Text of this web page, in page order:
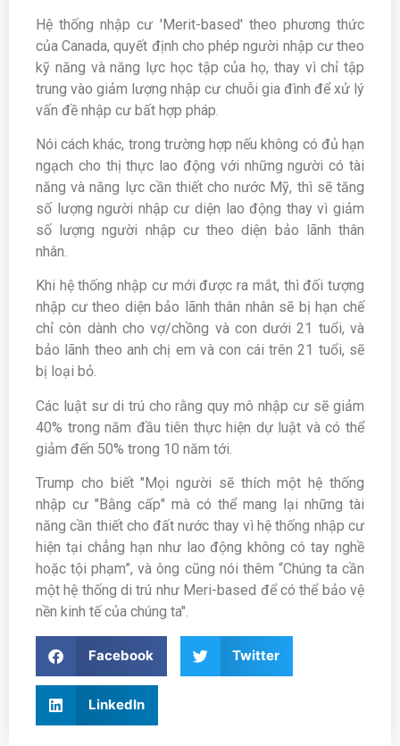
Hệ thống nhập cư 'Merit-based' theo phương thức
của Canada, quyết định cho phép người nhập cư theo
kỹ năng và năng lực học tập của họ, thay vì chỉ tập
trung vào giảm lượng nhập cư chuỗi gia đình để xử lý
vấn đề nhập cư bất hợp pháp.
Nói cách khác, trong trường hợp nếu không có đủ hạn
ngạch cho thị thực lao động với những người có tài
năng và năng lực cần thiết cho nước Mỹ, thì sẽ tăng
số lượng người nhập cư diện lao động thay vì giảm
số lượng người nhập cư theo diện bảo lãnh thân
nhân.
Khi hệ thống nhập cư mới được ra mắt, thì đối tượng
nhập cư theo diện bảo lãnh thân nhân sẽ bị hạn chế
chỉ còn dành cho vợ/chồng và con dưới 21 tuổi, và
bảo lãnh theo anh chị em và con cái trên 21 tuổi, sẽ
bị loại bỏ.
Các luật sư di trú cho rằng quy mô nhập cư sẽ giảm
40% trong năm đầu tiên thực hiện dự luật và có thể
giảm đến 50% trong 10 năm tới.
Trump cho biết "Mọi người sẽ thích một hệ thống
nhập cư "Bằng cấp" mà có thể mang lại những tài
năng cần thiết cho đất nước thay vì hệ thống nhập cư
hiện tại chẳng hạn như lao động không có tay nghề
hoặc tội phạm”, và ông cũng nói thêm “Chúng ta cần
một hệ thống di trú như Meri-based để có thể bảo vệ
nền kinh tế của chúng ta".
Facebook Twitter
LinkedIn